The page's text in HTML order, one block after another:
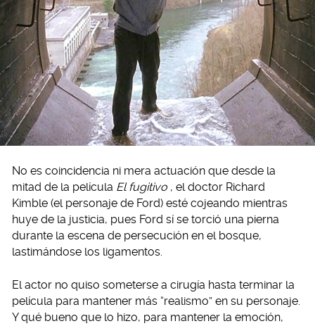
No es coincidencia ni mera actuación que desde la
mitad de la película El fugitivo , el doctor Richard
Kimble (el personaje de Ford) esté cojeando mientras
huye de la justicia, pues Ford sí se torció una pierna
durante la escena de persecución en el bosque,
lastimándose los ligamentos.
El actor no quiso someterse a cirugía hasta terminar la
película para mantener más “realismo” en su personaje.
Y qué bueno que lo hizo, para mantener la emoción,